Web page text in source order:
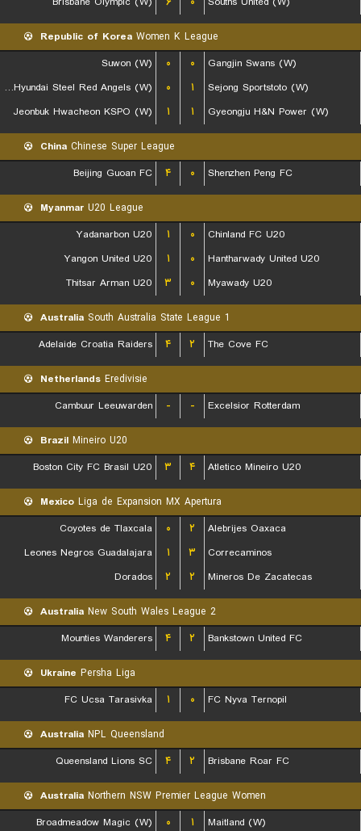
Republic of Korea Women K League
Suwon (W)
۰ ۰
Gangjin Swans (W)
Incheon Hyundai Steel Red Angels (W)
۰ ۱
Sejong Sportstoto (W)
Jeonbuk Hwacheon KSPO (W)
۱ ۱ Gyeongju H&N Power (W)
China Chinese Super League
Beijing Guoan FC
۴ ۰ Shenzhen Peng FC
Myanmar U20 League
Yadanarbon U20
۱ ۰
Chinland FC U20
Yangon United U20
۱ ۰
Hantharwady United U20
Thitsar Arman U20
۳ ۰ Myawady U20
Australia South Australia State League 1
Adelaide Croatia Raiders
۴ ۲ The Cove FC
Netherlands Eredivisie
Cambuur Leeuwarden
- - Excelsior Rotterdam
Brazil Mineiro U20
Boston City FC Brasil U20
۳ ۴ Atletico Mineiro U20
Mexico Liga de Expansion MX Apertura
Coyotes de Tlaxcala
۰ ۲
Alebrijes Oaxaca
Leones Negros Guadalajara
۱ ۳
Correcaminos
Dorados
۲ ۲ Mineros De Zacatecas
Australia New South Wales League 2
Mounties Wanderers
۴ ۲ Bankstown United FC
Ukraine Persha Liga
FC Ucsa Tarasivka
۱ ۰ FC Nyva Ternopil
Australia NPL Queensland
Queensland Lions SC
۴ ۲ Brisbane Roar FC
Australia Northern NSW Premier League Women
Broadmeadow Magic (W)
۰ ۱ Maitland (W)